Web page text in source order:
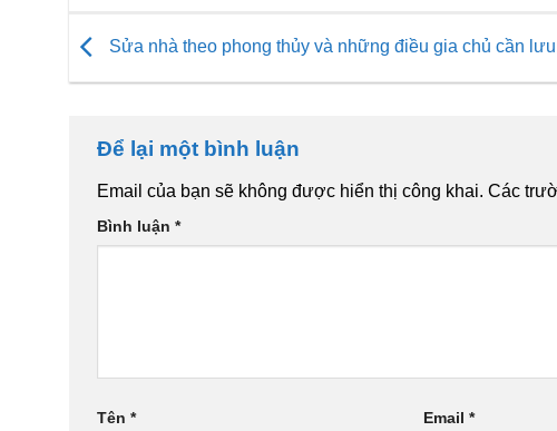
Sửa nhà theo phong thủy và những điều gia chủ cần
Để lại một bình luận
Email của bạn sẽ không được hiển thị công khai. Các
Bình luận *
Tên * Email*